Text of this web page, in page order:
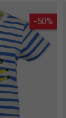
-50%